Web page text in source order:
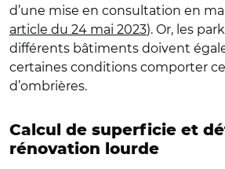
d’une mise en consultation en
article du 24 mai 2023). Or, les
différents bâtiments doivent
certaines conditions comporter
d’ombrières.
Calcul de superficie et
rénovation lourde